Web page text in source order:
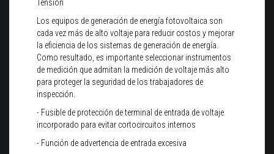
Tensión
Los equipos de generación de energía fotovoltaica son
cada vez más de alto voltaje para reducir costos y mejorar
la eficiencia de los sistemas de generación de energía.
Como resultado, es importante seleccionar instrumentos
de medición que admitan la medición de voltaje más alto
para proteger la seguridad de los trabajadores de
inspección.
- Fusible de protección de terminal de entrada de voltaje
incorporado para evitar cortocircuitos internos
- Función de advertencia de entrada excesiva